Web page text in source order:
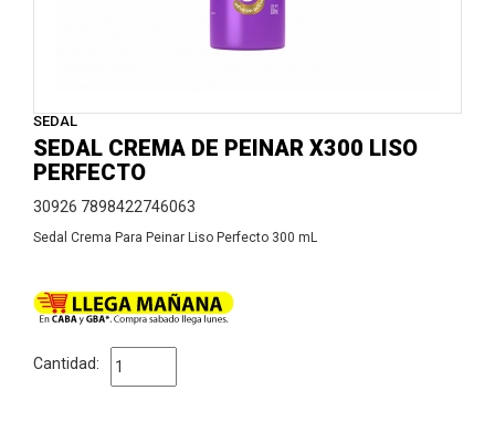
SEDAL
SEDAL CREMA DE PEINAR X300 LISO
PERFECTO
30926 7898422746063
Sedal Crema Para Peinar Liso Perfecto 300 mL
Cantidad: